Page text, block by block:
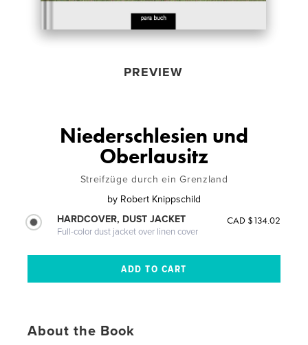
PREVIEW
Niederschlesien und
Oberlausitz
Streifzüge durch ein Grenzland
by Robert Knippschild
HARDCOVER, DUST JACKET
Full-color dust jacket over linen cover
CAD $134.02
About the Book